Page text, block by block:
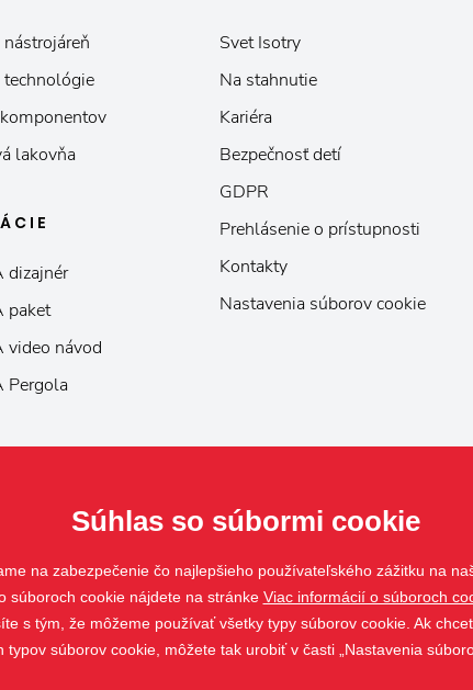
lakovňa
dizajnér
paket
video návod
Pergola
Svet Isotry
Na stahnutie
Kariéra
Bezpečnosť detí
GDPR
Prehlásenie o prístupnosti
Kontakty
Nastavenia súborov cookie
Súhlas so súbormi cookie
na zabezpečenie čo najlepšieho používateľského zážitku na
súboroch cookie nájdete na stránke Viac informácií o súboroch
s tým, že môžeme používať všetky typy súborov cookie. Ak
typov súborov cookie, môžete tak urobiť v časti „Nastavenia